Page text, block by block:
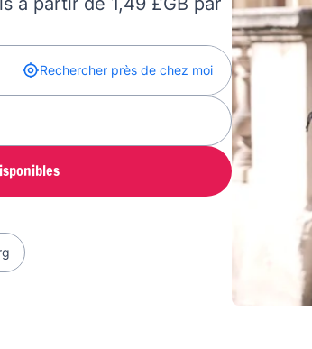
Rechercher près de chez moi